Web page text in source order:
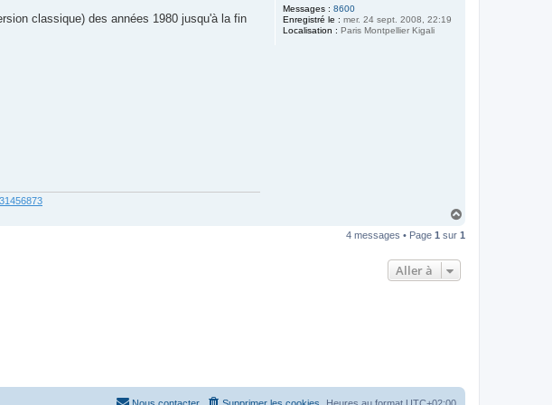
Messages : 8600
Enregistré le : mer. 24 sept. 2008, 22:19
Localisation : Paris Montpellier Kigali
classique) des années 1980 jusqu'à la fin
u
4 messages • Page 1 sur 1
Aller à